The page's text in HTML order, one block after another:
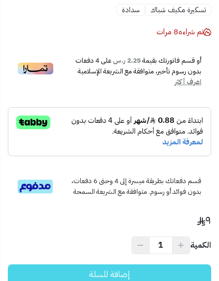
الكهربائية.
🛡️ مصنع من خامات مقاومة للخدش والتغيرات اللونية.
🛠️ سهل التثبيت والتركيب، دون الحاجة لأدوات معقدة.
مرتبة.
📦 محتويات المنتج:
سدادة ديكور – بيانو – لون أبيض – مقاس 14x7
للمنازل أو المكاتب أو المشاريع السكنية، لتغطية نقاط الكهرباء غير
المستخدمة بشكل أنيق وآمن.
💡 نصيحة احترافية:
لتحقيق أفضل تنسيق بصري، استخدم السدادة مع مجموعة مفاتيح
تسكيرة مكيف شباك سدادة
تم شراءه8 مرات
أو قسم فاتورتك بقيمة2.25 ر.س على4دفعات
بدون رسوم تأخير، متوافقة مع الشريعة الإسلامية
اعرف أكثر
قسم دفعاتك بطريقة ميسرة إلى 4 وحتى 6 دفعات،
بدون فوائد أو رسوم. متوافقة مع الشريعة السمحة
٩
الكمية
إضافة للسلة